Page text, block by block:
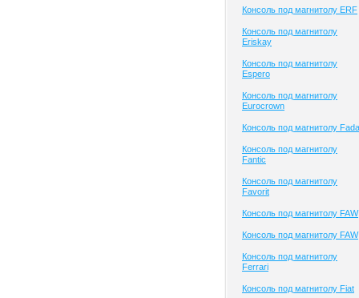
Консоль под магнитолу ERF
Консоль под магнитолу
Eriskay
Консоль под магнитолу
Espero
Консоль под магнитолу
Eurocrown
Консоль под магнитолу Fada
Консоль под магнитолу
Fantic
Консоль под магнитолу
Favorit
Консоль под магнитолу FAW
Консоль под магнитолу FAW
Консоль под магнитолу
Ferrari
Консоль под магнитолу Fiat